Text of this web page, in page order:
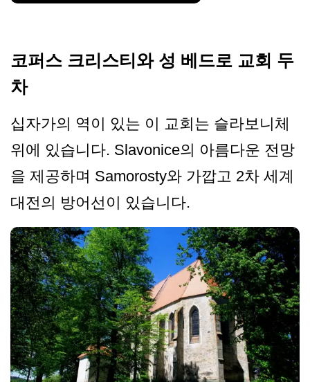
코퍼스 크리스티와 성 베드로 교회 두
차
십자가의 역이 있는 이 교회는 슬라보니체
위에 있습니다. Slavonice의 아름다운 전망
을 제공하며 Samorosty와 가깝고 2차 세계
대전의 방어선이 있습니다.